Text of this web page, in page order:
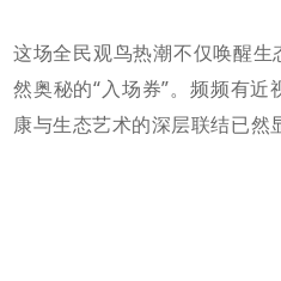
这场全民观鸟热潮不仅唤醒生
然奥秘的“入场券”。频频有
康与生态艺术的深层联结已然